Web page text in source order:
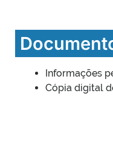
Informações
Cópia digital